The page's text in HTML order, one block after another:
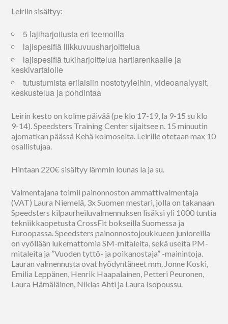
Leiriin sisältyy:
5 lajiharjoitusta eri teemoilla
lajispesifiä liikkuvuusharjoittelua
lajispesifiä tukiharjoittelua hartiarenkaalle ja
keskivartalolle
tutustumista erilaisiin nostotyyleihin, videoanalyysit,
keskustelua ja pohdintaa
Leirin kesto on kolme päivää (pe klo 17-19, la 9-15 su klo
9-14). Speedsters Training Center sijaitsee n. 15 minuutin
ajomatkan päässä Kehä kolmoselta. Leirille otetaan max 10
osallistujaa.
Hintaan 220€ sisältyy lämmin lounas la ja su.
Valmentajana toimii painonnoston ammattivalmentaja
(VAT) Laura Niemelä, 3x Suomen mestari, jolla on takanaan
Speedsters kilpaurheiluvalmennuksen lisäksi yli 1000 tuntia
tekniikkaopetusta CrossFit bokseilla Suomessa ja
Euroopassa. Speedsters painonnostojoukkueen junioreilla
on vyöllään lukemattomia SM-mitaleita, sekä useita PM-
mitaleita ja ”Vuoden tyttö- ja poikanostaja” -mainintoja.
Lauran valmennusta ovat hyödyntäneet mm. Jonne Koski,
Emilia Leppänen, Henrik Haapalainen, Petteri Peuronen,
Laura Hämäläinen, Niklas Ahti ja Laura Isopoussu.